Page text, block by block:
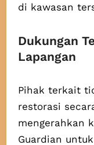
di kawasan
Dukungan
Lapangan
Pihak terkait
restorasi
mengerahkan
Guardian